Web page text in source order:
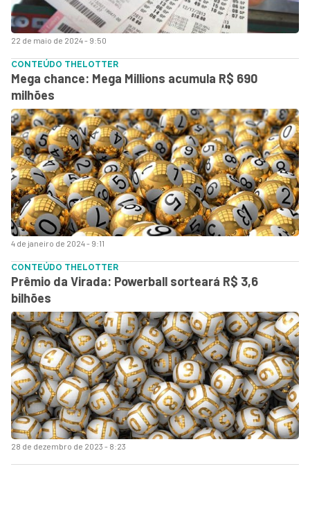
22 de maio de 2024 - 9:50
4 de janeiro de 2024 - 9:11
CONTEÚDO THELOTTER
Mega chance: Mega Millions acumula R$ 690
milhões
28 de dezembro de 2023 - 8:23
CONTEÚDO THELOTTER
Prêmio da Virada: Powerball sorteará R$ 3,6
bilhões